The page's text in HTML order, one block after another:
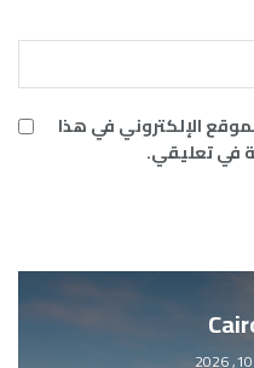
الإلكتروني في هذا
في تعليقي.